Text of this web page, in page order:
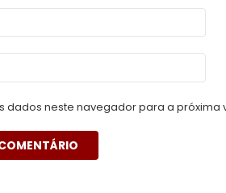
dados neste navegador para a próxima